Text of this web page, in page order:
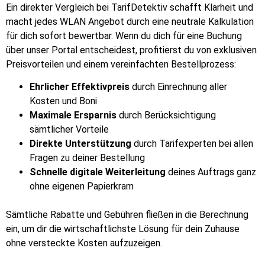
Ein direkter Vergleich bei TarifDetektiv schafft Klarheit und
macht jedes WLAN Angebot durch eine neutrale Kalkulation
für dich sofort bewertbar. Wenn du dich für eine Buchung
über unser Portal entscheidest, profitierst du von exklusiven
Preisvorteilen und einem vereinfachten Bestellprozess:
Ehrlicher Effektivpreis durch Einrechnung aller
Kosten und Boni
Maximale Ersparnis durch Berücksichtigung
sämtlicher Vorteile
Direkte Unterstützung durch Tarifexperten bei allen
Fragen zu deiner Bestellung
Schnelle digitale Weiterleitung deines Auftrags ganz
ohne eigenen Papierkram
Sämtliche Rabatte und Gebühren fließen in die Berechnung
ein, um dir die wirtschaftlichste Lösung für dein Zuhause
ohne versteckte Kosten aufzuzeigen.